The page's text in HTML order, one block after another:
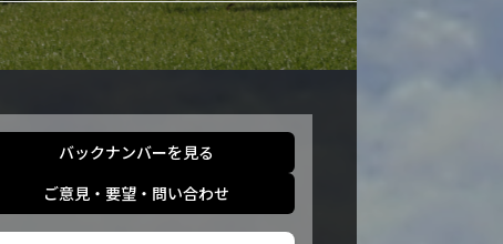
バックナンバーを見る
ご意見・要望・問い合わせ